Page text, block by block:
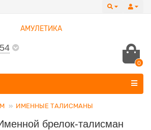
0
ИМЕННЫЕ ТАЛИСМАНЫ
брелок-талисман